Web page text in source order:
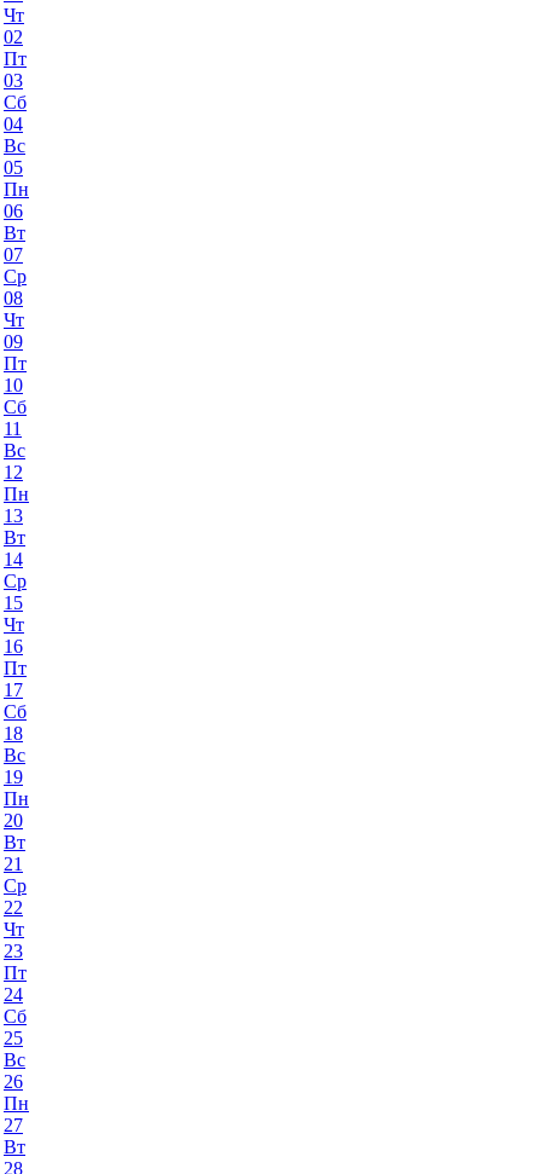
Чт
02
Пт
03
Сб
04
Вс
05
Пн
06
Вт
07
Ср
08
Чт
09
Пт
10
Сб
11
Вс
12
Пн
13
Вт
14
Ср
15
Чт
16
Пт
17
Сб
18
Вс
19
Пн
20
Вт
21
Ср
22
Чт
23
Пт
24
Сб
25
Вс
26
Пн
27
Вт
28